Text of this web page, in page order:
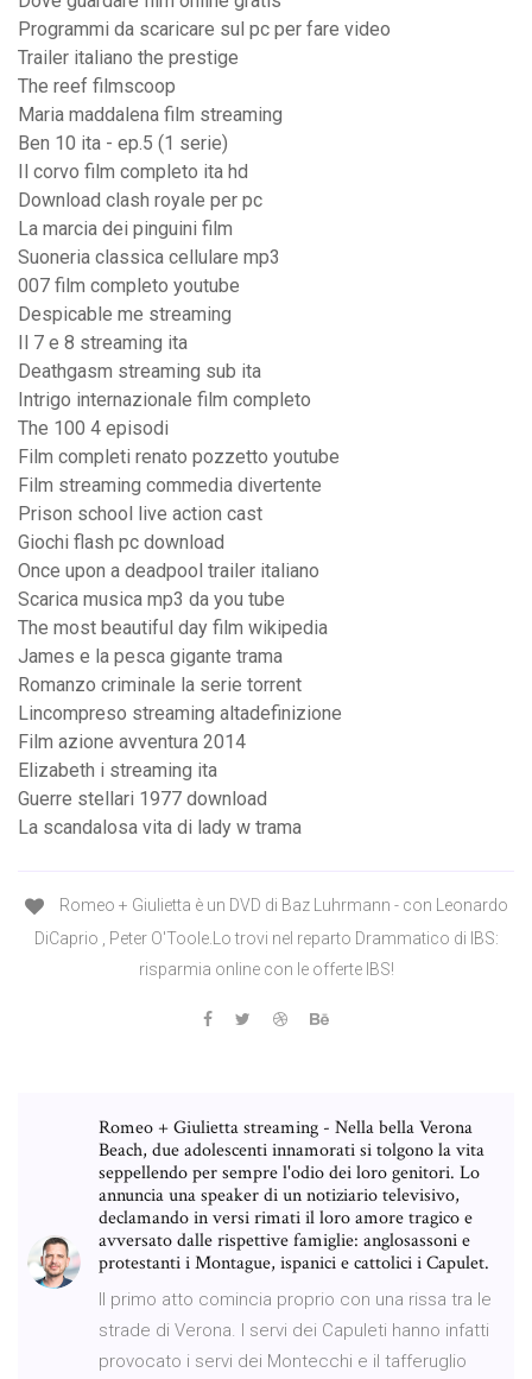
Programmi da scaricare sul pc per fare video
Trailer italiano the prestige
The reef filmscoop
Maria maddalena film streaming
Ben 10 ita - ep.5 (1 serie)
Il corvo film completo ita hd
Download clash royale per pc
La marcia dei pinguini film
Suoneria classica cellulare mp3
007 film completo youtube
Despicable me streaming
Il 7 e 8 streaming ita
Deathgasm streaming sub ita
Intrigo internazionale film completo
The 100 4 episodi
Film completi renato pozzetto youtube
Film streaming commedia divertente
Prison school live action cast
Giochi flash pc download
Once upon a deadpool trailer italiano
Scarica musica mp3 da you tube
The most beautiful day film wikipedia
James e la pesca gigante trama
Romanzo criminale la serie torrent
Lincompreso streaming altadefinizione
Film azione avventura 2014
Elizabeth i streaming ita
Guerre stellari 1977 download
La scandalosa vita di lady w trama
Romeo + Giulietta è un DVD di Baz Luhrmann - con Leonardo
DiCaprio , Peter O'Toole.Lo trovi nel reparto Drammatico di IBS:
risparmia online con le offerte IBS!
Romeo + Giulietta streaming - Nella bella Verona
Beach, due adolescenti innamorati si tolgono la vita
seppellendo per sempre l'odio dei loro genitori. Lo
annuncia una speaker di un notiziario televisivo,
declamando in versi rimati il loro amore tragico e
avversato dalle rispettive famiglie: anglosassoni e
protestanti i Montague, ispanici e cattolici i Capulet.
Il primo atto comincia proprio con una rissa tra le
strade di Verona. I servi dei Capuleti hanno infatti
provocato i servi dei Montecchi e il tafferuglio